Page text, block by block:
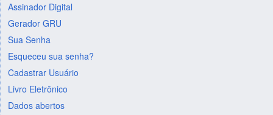
Assinador Digital
Gerador GRU
Sua Senha
Esqueceu sua senha?
Cadastrar Usuário
Livro Eletrônico
Dados abertos